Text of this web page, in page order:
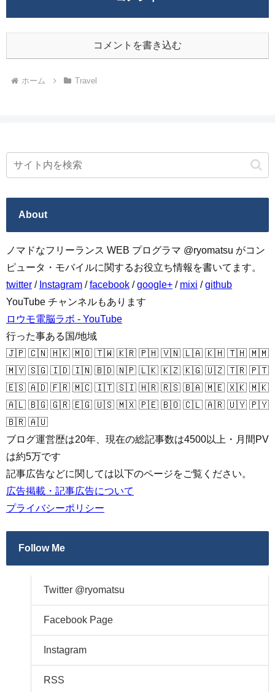
コメントを書き込む
ホーム Travel
About
ノマドなフリーランス WEB プログラマ @ryomatsu がコン
ピュータ・モバイルに関するお役立ち情報を書いてます。
twitter / Instagram / facebook / google+ / mixi / github
YouTube チャンネルもあります
ロウモ電脳ラボ - YouTube
行った事ある国/地域
🇯🇵 🇨🇳 🇭🇰 🇲🇴 🇹🇼 🇰🇷 🇵🇭 🇻🇳 🇱🇦 🇰🇭 🇹🇭 🇲🇲
🇲🇾 🇸🇬 🇮🇩 🇮🇳 🇧🇩 🇳🇵 🇱🇰 🇰🇿 🇰🇬 🇺🇿 🇹🇷 🇵🇹
🇪🇸 🇦🇩 🇫🇷 🇲🇨 🇮🇹 🇸🇮 🇭🇷 🇷🇸 🇧🇦 🇲🇪 🇽🇰 🇲🇰
🇦🇱 🇧🇬 🇬🇷 🇪🇬 🇺🇸 🇲🇽 🇵🇪 🇧🇴 🇨🇱 🇦🇷 🇺🇾 🇵🇾
🇧🇷 🇦🇺
ブログ運営歴は20年、現在の総記事数は4500以上・月間PV
は約5万です
記事広告などに関しては以下のページをご覧ください。
広告掲載・記事広告について
プライバシーポリシー
Follow Me
Twitter @ryomatsu
Facebook Page
Instagram
RSS